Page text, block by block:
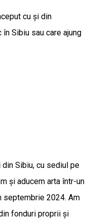
cu și din
Sibiu sau care ajung
Sibiu, cu sediul pe
și aducem arta într-un
septembrie 2024. Am
fonduri proprii și